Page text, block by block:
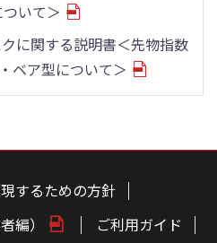
いて＞
に関する説明書＜先物指数
ベア型について＞
するための方針
編）
ご利用ガイド